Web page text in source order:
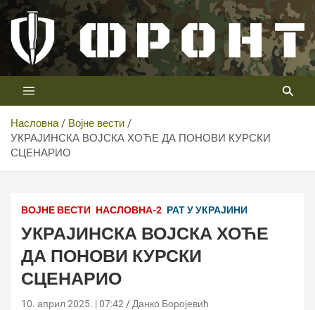
Скип
цонтент
Телевизија ФРОНТ
Први војни канал у Србији
Насловна
Војне вести
УКРАЈИНСКА ВОЈСКА ХОЋЕ ДА ПОНОВИ КУРСКИ
СЦЕНАРИО
ВОЈНЕ ВЕСТИ НАСЛОВНА-2 РАТ У УКРАЈИНИ
УКРАЈИНСКА ВОЈСКА ХОЋЕ
ДА ПОНОВИ КУРСКИ
СЦЕНАРИО
10. април 2025. | 07:42 Данко Боројевић